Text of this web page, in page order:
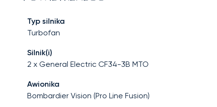
Typ silnika
Turbofan
Silnik(i)
2 x General Electric CF34-3B MTO
Awionika
Bombardier Vision (Pro Line Fusion)